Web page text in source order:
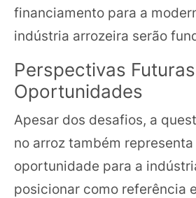
financiamento para a
indústria arrozeira serão
Perspectivas
Oportunidades
Apesar dos desafios, a
no arroz também representa
oportunidade para a
posicionar como referência